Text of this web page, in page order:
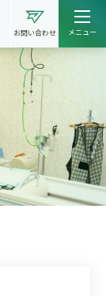
お問い合わせ メニュー